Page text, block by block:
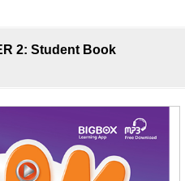
2: Student Book